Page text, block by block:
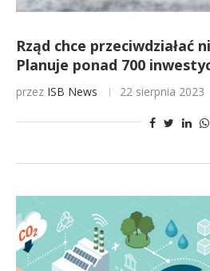
Rząd chce przeciwdziałać
Planuje ponad 700
przez ISB News 22 sierpnia 2023